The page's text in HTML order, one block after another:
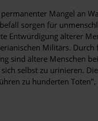
Mangel an
sorgen für
Entwürdigung älterer
Militärs. Durch
sind ältere Menschen
selbst zu urinieren.
zu hunderten Toten",